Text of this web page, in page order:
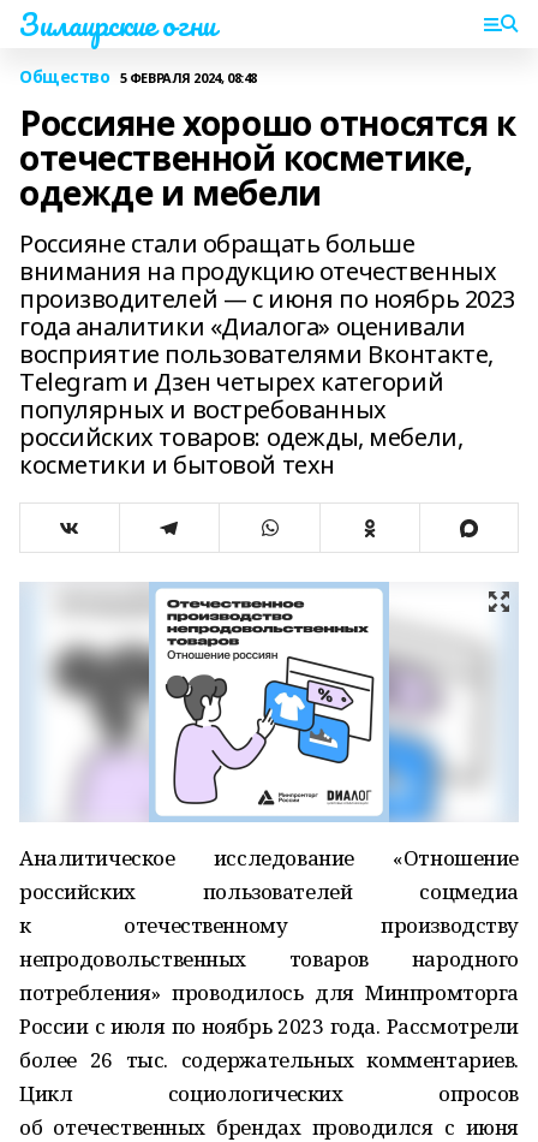
Зилаирские огни
Общество 5 ФЕВРАЛЯ 2024, 08:48
Россияне хорошо относятся к
отечественной косметике,
одежде и мебели
Россияне стали обращать больше
внимания на продукцию отечественных
производителей — с июня по ноябрь 2023
года аналитики «Диалога» оценивали
восприятие пользователями Вконтакте,
Тelegram и Дзен четырех категорий
популярных и востребованных
российских товаров: одежды, мебели,
косметики и бытовой техн
Аналитическое исследование «Отношение
российских пользователей соцмедиа
к отечественному производству
непродовольственных товаров народного
потребления» проводилось для Минпромторга
России с июля по ноябрь 2023 года. Рассмотрели
более 26 тыс. содержательных комментариев.
Цикл социологических опросов
об отечественных брендах проводился с июня